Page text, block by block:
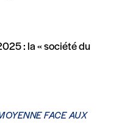
: la « société du
FACE AUX